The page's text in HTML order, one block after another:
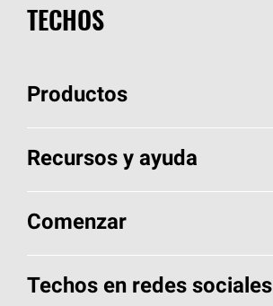
TECHOS
Productos
Elija sus tejas
Encuentre un contratista
Componentes para techos
Recursos y ayuda
Aspectos básicos sobre techos
Herramientas de diseño y color
Comenzar
Llame al 1-800-GET-PINK®
Techos en redes sociales